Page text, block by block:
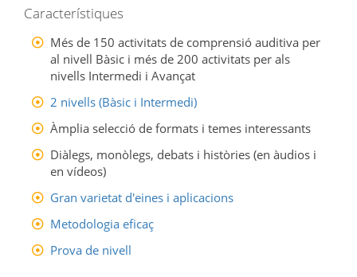
Característiques
Més de 150 activitats de comprensió auditiva per
al nivell Bàsic i més de 200 activitats per als
nivells Intermedi i Avançat
2 nivells (Bàsic i Intermedi)
Àmplia selecció de formats i temes interessants
Diàlegs, monòlegs, debats i històries (en àudios i
en vídeos)
Gran varietat d'eines i aplicacions
Metodologia eficaç
Prova de nivell